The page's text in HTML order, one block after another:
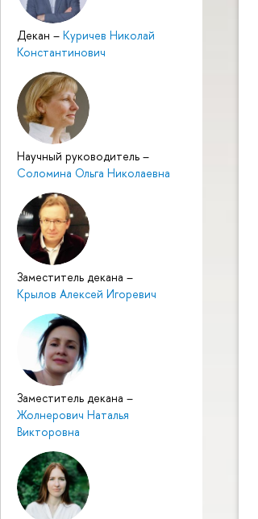
Декан – Куричев Николай
Константинович
Научный руководитель –
Соломина Ольга Николаевна
Заместитель декана –
Крылов Алексей Игоревич
Заместитель декана –
Жолнерович Наталья
Викторовна